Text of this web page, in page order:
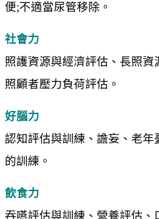
便;不適當尿管移除。
社會力
照護資源與經濟評估、長照資
照顧者壓力負荷評估。
好腦力
認知評估與訓練、譫妄、老年
的訓練。
飲食力
吞嚥評估與訓練、營養評估、